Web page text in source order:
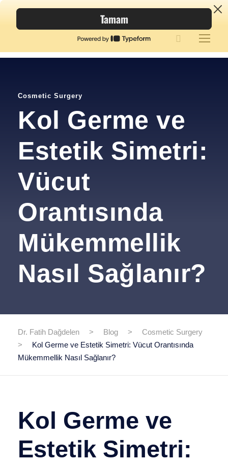
Cosmetic Surgery
Kol Germe ve
Estetik Simetri:
Vücut
Orantısında
Mükemmellik
Nasıl Sağlanır?
Dr. Fatih Dağdelen > Blog >
Cosmetic Surgery
>
Kol Germe ve Estetik Simetri: Vücut Orantısında
Mükemmellik Nasıl Sağlanır?
Kol Germe ve
Estetik Simetri: